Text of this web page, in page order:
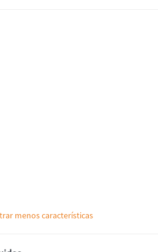
menos características